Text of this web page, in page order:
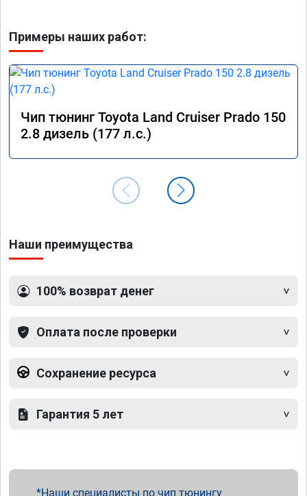
Примеры наших работ:
Чип тюнинг Toyota Land Cruiser Prado 150
2.8 дизель (177 л.с.)
Наши преимущества
100% возврат денег
Оплата после проверки
Сохранение ресурса
Гарантия 5 лет
Наши специалисты по чип тюнингу